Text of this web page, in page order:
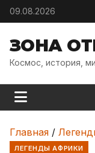
Skip to content
09.08.2026
ЗОНА
Космос, история,
Главная /
ЛЕГЕНДЫ АФРИКИ